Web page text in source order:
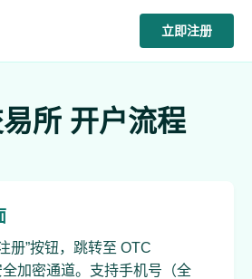
立即注册
所 开户流程
册”按钮，跳转至 OTC
加密通道。支持手机号（全